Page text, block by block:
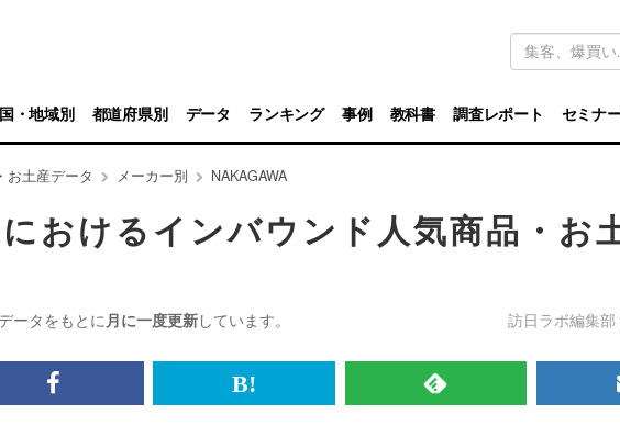
キ
ワ
ド
検
索
国・地域別 都道府県別 データ ランキング 事例 教科書 調査レポート セミナ
お土産データ メーカー別 NAKAGAWA
おけるインバウンド人気商品・お
ータをもとに月に一度更新しています。 訪日ラボ編集部
Facebook<br>
は
RSS